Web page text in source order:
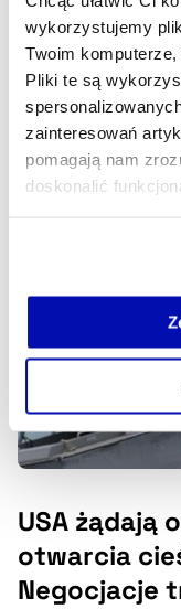
wykorzystujemy
Twoim
Pliki te są
zainteresowań
pomagają nam
doskonalić
Jeżeli nie
możesz łatwo
własnej
naszejPolityce
ostatnich miesięcy”
zamknięcie
atakują Iran w celu
MIGUEL
- AUTOR ARTYKUŁU -
13.07.2026, 06:59
USA żądają
otwarcia
Negocjacje